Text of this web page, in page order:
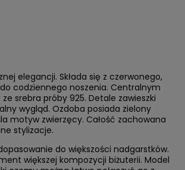
elegancji. Składa się z czerwonego,
codziennego noszenia. Centralnym
srebra próby 925. Detale zawieszki
wygląd. Ozdoba posiada zielony
motyw zwierzęcy. Całość zachowana
stylizacje.
do większości nadgarstków.
większej kompozycji biżuterii. Model